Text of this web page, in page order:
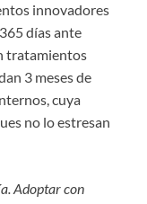
innovadores
días ante
tratamientos
3 meses de
cuya
no lo estresan
Adoptar con